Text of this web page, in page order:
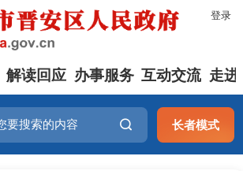
登录
解读回应 办事服务 互动交流 走进
长者模式